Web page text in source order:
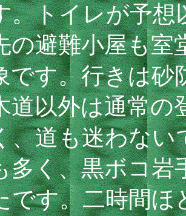
。トイレが予想
の避難小屋も室
です。行きは砂
道以外は通常の
、道も迷わない
多く、黒ボコ岩
です。二時間ほ